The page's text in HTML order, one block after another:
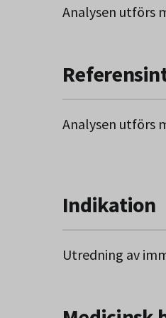
Analysen utförs
Analysen utförs
Indikation
Utredning av